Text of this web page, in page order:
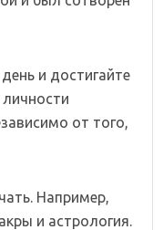
и достигайте
от того,
Например,
и астрология.